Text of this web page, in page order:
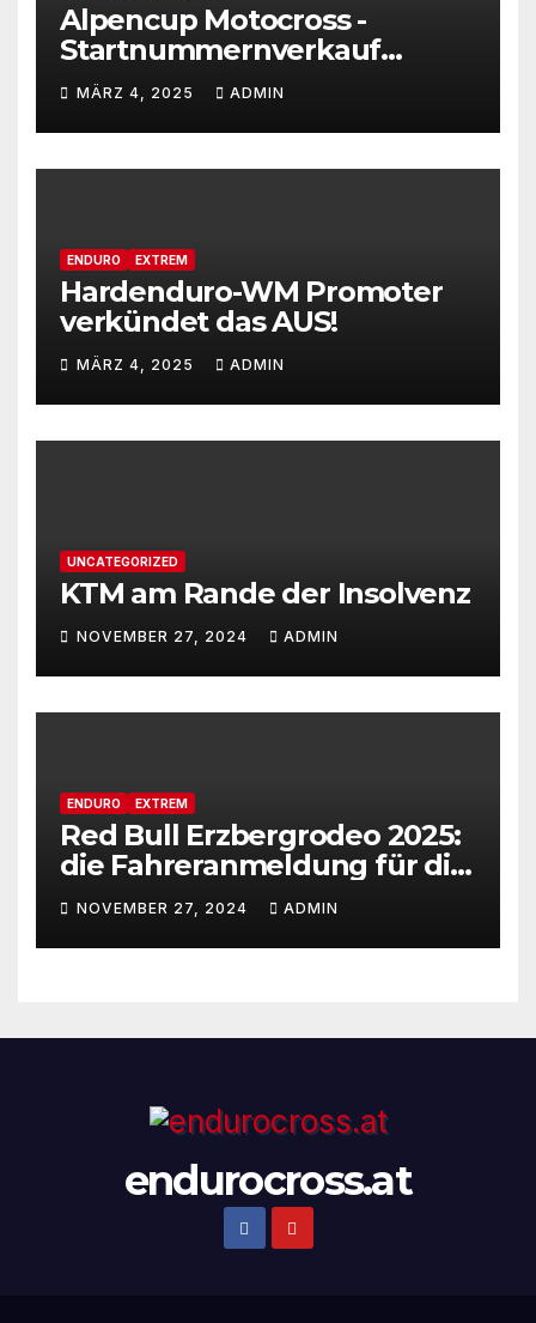
Alpencup Motocross -
Startnummernverkauf
gestartet
MÄRZ 4, 2025 ADMIN
ENDURO EXTREM
Hardenduro-WM Promoter
verkündet das AUS!
MÄRZ 4, 2025 ADMIN
UNCATEGORIZED
KTM am Rande der Insolvenz
NOVEMBER 27, 2024 ADMIN
ENDURO EXTREM
Red Bull Erzbergrodeo 2025:
die Fahreranmeldung für die
29ste Auflage des weltweit
renommiertesten Extreme
Enduro Rennens startet am
NOVEMBER 27, 2024 ADMIN
endurocross.at